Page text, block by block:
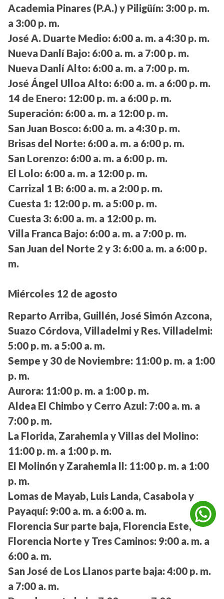
Academia Pinares (P.A.) y Piligüín: 3:00 p. m.
a 3:00 p. m.
José A. Duarte Medio: 6:00 a. m. a 4:30 p. m.
Nueva Danlí Bajo: 6:00 a. m. a 7:00 p. m.
Nueva Danlí Alto: 6:00 a. m. a 7:00 p. m.
José Ángel Ulloa Alto: 6:00 a. m. a 6:00 p. m.
14 de Enero: 12:00 p. m. a 6:00 p. m.
Superación: 6:00 a. m. a 12:00 p. m.
San Juan Bosco: 6:00 a. m. a 4:30 p. m.
Brisas del Norte: 6:00 a. m. a 6:00 p. m.
San Lorenzo: 6:00 a. m. a 6:00 p. m.
El Lolo: 6:00 a. m. a 12:00 p. m.
Carrizal 1 B: 6:00 a. m. a 2:00 p. m.
Cuesta 1: 12:00 p. m. a 5:00 p. m.
Cuesta 3: 6:00 a. m. a 12:00 p. m.
Villa Franca Bajo: 6:00 a. m. a 7:00 p. m.
San Juan del Norte 2 y 3: 6:00 a. m. a 6:00 p.
m.
Miércoles 12 de agosto
Reparto Arriba, Guillén, José Simón Azcona,
Suazo Córdova, Villadelmi y Res. Villadelmi:
5:00 p. m. a 5:00 a. m.
Sempe y 30 de Noviembre: 11:00 p. m. a 1:00
p. m.
Aurora: 11:00 p. m. a 1:00 p. m.
Aldea El Chimbo y Cerro Azul: 7:00 a. m. a
7:00 p. m.
La Florida, Zarahemla y Villas del Molino:
11:00 p. m. a 1:00 p. m.
El Molinón y Zarahemla II: 11:00 p. m. a 1:00
p. m.
Lomas de Mayab, Luis Landa, Casabola y
Payaquí: 9:00 a. m. a 6:00 a. m.
Florencia Sur parte baja, Florencia Este,
Florencia Norte y Tres Caminos: 9:00 a. m. a
6:00 a. m.
San José de Los Llanos parte baja: 4:00 p. m.
a 7:00 a. m.